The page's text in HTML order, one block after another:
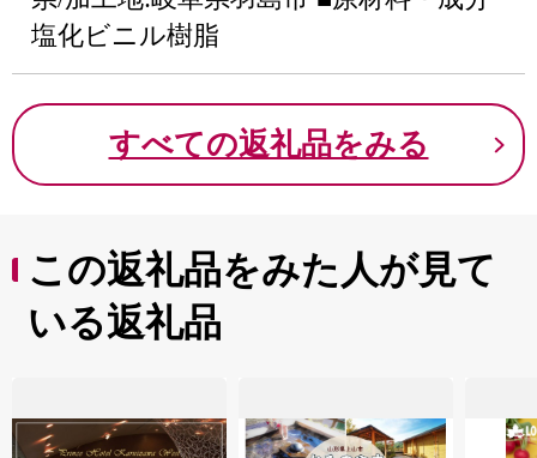
塩化ビニル樹脂
すべての返礼品をみる
この返礼品をみた人が見て
いる返礼品